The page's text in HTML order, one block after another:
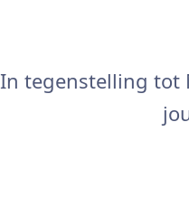
In tegenstelling tot